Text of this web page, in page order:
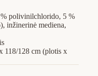
polivinilchlorido, 5 %
inžinerinė mediena,
118/128 cm (plotis x